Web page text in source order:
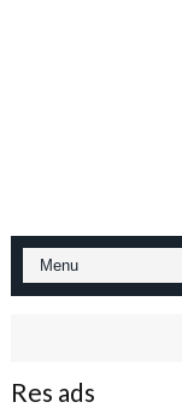
Res ads